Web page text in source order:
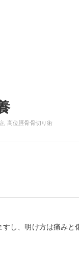
, 高位脛骨骨切り術
し、明け方は痛みと